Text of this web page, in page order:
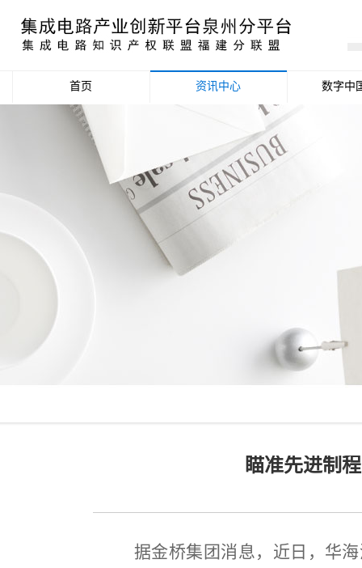
首页 资讯中心
政策信息
活动公告
数据统计分析
数字中
瞄准先进制
据金桥集团消息，近日，华